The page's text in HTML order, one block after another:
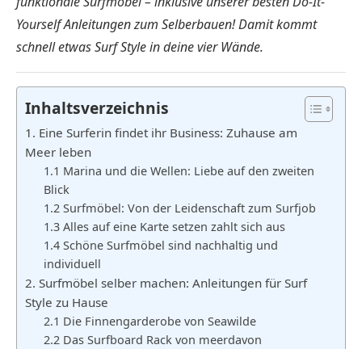
Yourself Anleitungen zum Selberbauen! Damit kommt
schnell etwas Surf Style in deine vier Wände.
Inhaltsverzeichnis
1. Eine Surferin findet ihr Business: Zuhause am
Meer leben
1.1 Marina und die Wellen: Liebe auf den zweiten
Blick
1.2 Surfmöbel: Von der Leidenschaft zum Surfjob
1.3 Alles auf eine Karte setzen zahlt sich aus
1.4 Schöne Surfmöbel sind nachhaltig und
individuell
2. Surfmöbel selber machen: Anleitungen für Surf
Style zu Hause
2.1 Die Finnengarderobe von Seawilde
2.2 Das Surfboard Rack von meerdavon